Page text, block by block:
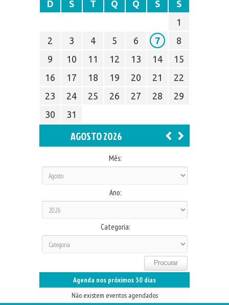
D S T Q Q S
S
1
2
3 4 5 6 7
8
9
10 11 12 13 14
15
16
17 18 19 20 21
22
23
24 25 26 27 28
29
30
31
AGOSTO 2026
Mês:
Ano:
Categoria:
Agenda nos próximos 30 dias
Não existem eventos agendados